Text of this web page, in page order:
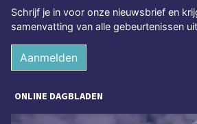
Schrijf je in voor onze nieuwsbrief en
samenvatting van alle gebeurtenissen
Aanmelden
ONLINE DAGBLADEN